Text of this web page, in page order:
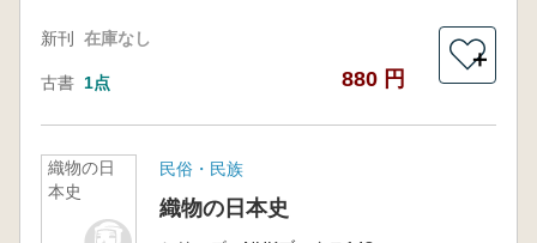
新刊 在庫なし
古書 1点 880 円
＋
織物の日
本史
民俗・民族
織物の日本史